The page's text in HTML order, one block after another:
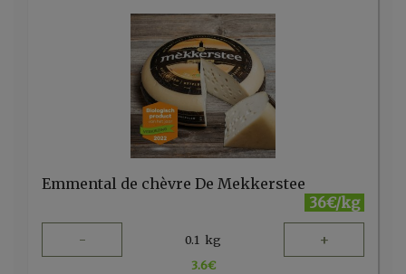
Emmental de chèvre De Mekkerstee
36€/kg
- 0.1 kg +
3.6€